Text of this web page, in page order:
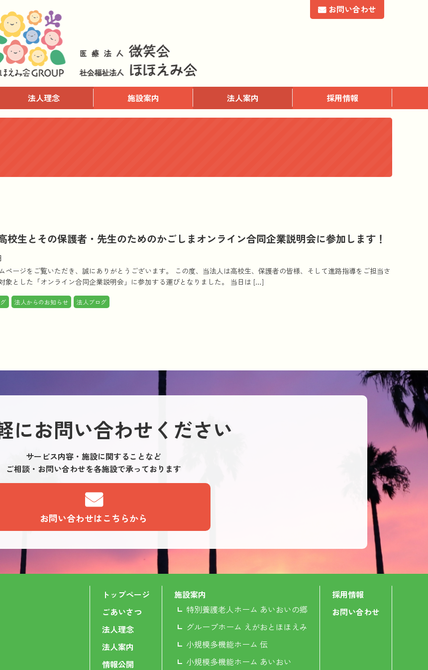
お問い合わせ
法人理念 施設案内 法人案内 採用情報
生とその保護者・先生のためのかごしまオンライン合同企業説明会に参加します！
ページをご覧いただき、誠にありがとうございます。 この度、当法人は高校生、保護者の皆様、そして進路指導をご担当さ
象とした「オンライン合同企業説明会」に参加する運びとなりました。 当日は […]
法人からのお知らせ 法人ブログ
にお問い合わせください
サービス内容・施設に関することなど
ご相談・お問い合わせを各施設で承っております
お問い合わせはこちらから
トップページ
ごあいさつ
法人理念
法人案内
情報公開
施設案内
特別養護老人ホーム あいおいの郷
グループホーム えがおとほほえみ
小規模多機能ホーム 伝
小規模多機能ホーム あいおい
採用情報
お問い合わせ